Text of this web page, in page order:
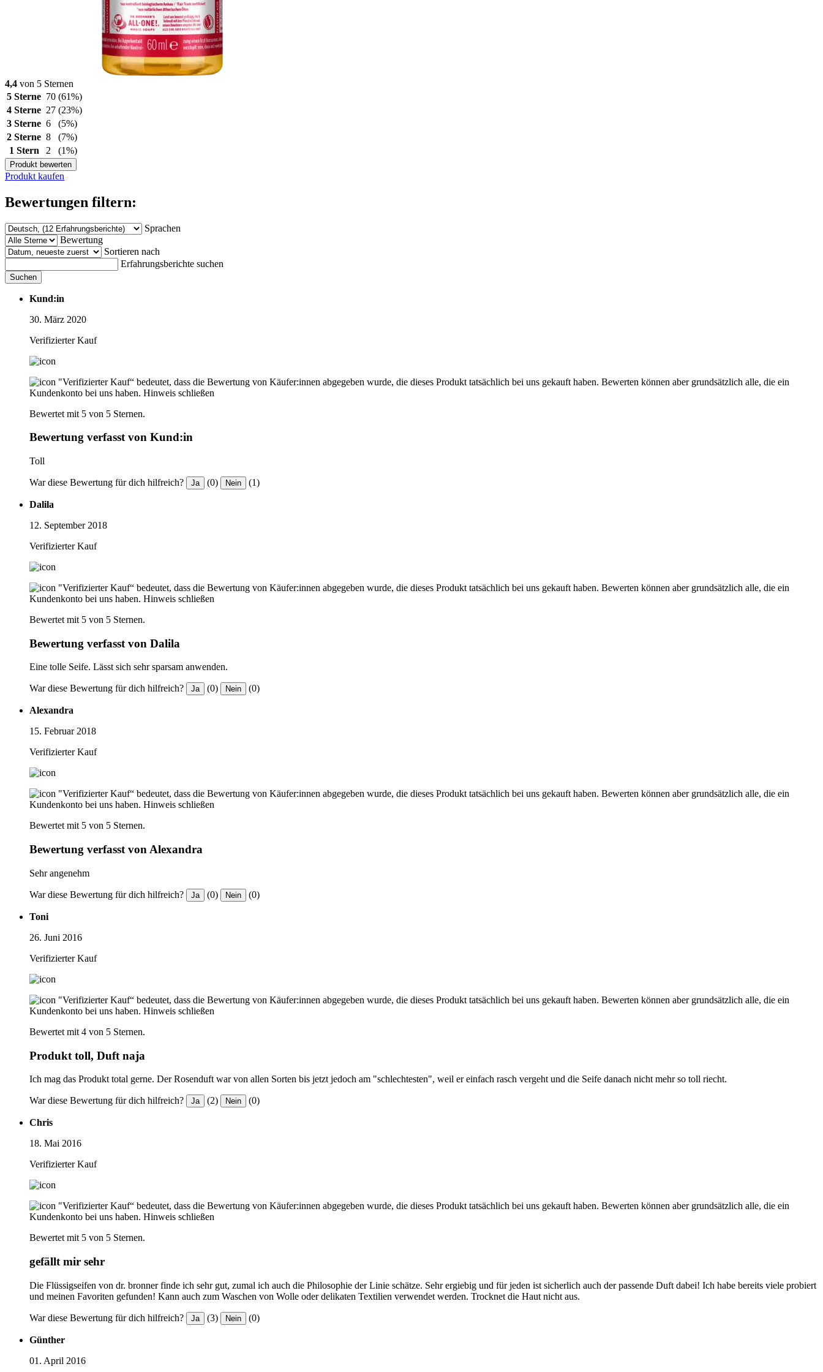
4,4 von 5 Sternen
5 Sterne 70 (61%)
4 Sterne 27 (23%)
3 Sterne 6
(5%)
2 Sterne 8
(7%)
1 Stern
2 (1%)
Produkt bewerten
Produkt kaufen
Bewertungen filtern:
Sprachen
Bewertung
Sortieren nach
Erfahrungsberichte suchen
Suchen
Kund:in
30. März 2020
Verifizierter Kauf
"Verifizierter Kauf“ bedeutet, dass die Bewertung von Käufer:innen abgegeben wurde, die dieses Produkt tatsächlich bei uns gekauft haben. Bewerten können aber grundsätzlich alle, die ein
Kundenkonto bei uns haben. Hinweis schließen
Bewertet mit 5 von 5 Sternen.
Bewertung verfasst von Kund:in
Toll
War diese Bewertung für dich hilfreich? Ja (0) Nein (1)
Dalila
12. September 2018
Verifizierter Kauf
"Verifizierter Kauf“ bedeutet, dass die Bewertung von Käufer:innen abgegeben wurde, die dieses Produkt tatsächlich bei uns gekauft haben. Bewerten können aber grundsätzlich alle, die ein
Kundenkonto bei uns haben. Hinweis schließen
Bewertet mit 5 von 5 Sternen.
Bewertung verfasst von Dalila
Eine tolle Seife. Lässt sich sehr sparsam anwenden.
War diese Bewertung für dich hilfreich? Ja (0) Nein (0)
Alexandra
15. Februar 2018
Verifizierter Kauf
"Verifizierter Kauf“ bedeutet, dass die Bewertung von Käufer:innen abgegeben wurde, die dieses Produkt tatsächlich bei uns gekauft haben. Bewerten können aber grundsätzlich alle, die ein
Kundenkonto bei uns haben. Hinweis schließen
Bewertet mit 5 von 5 Sternen.
Bewertung verfasst von Alexandra
Sehr angenehm
War diese Bewertung für dich hilfreich? Ja (0) Nein (0)
Toni
26. Juni 2016
Verifizierter Kauf
"Verifizierter Kauf“ bedeutet, dass die Bewertung von Käufer:innen abgegeben wurde, die dieses Produkt tatsächlich bei uns gekauft haben. Bewerten können aber grundsätzlich alle, die ein
Kundenkonto bei uns haben. Hinweis schließen
Bewertet mit 4 von 5 Sternen.
Produkt toll, Duft naja
Ich mag das Produkt total gerne. Der Rosenduft war von allen Sorten bis jetzt jedoch am "schlechtesten", weil er einfach rasch vergeht und die Seife danach nicht mehr so toll riecht.
War diese Bewertung für dich hilfreich? Ja (2) Nein (0)
Chris
18. Mai 2016
Verifizierter Kauf
"Verifizierter Kauf“ bedeutet, dass die Bewertung von Käufer:innen abgegeben wurde, die dieses Produkt tatsächlich bei uns gekauft haben. Bewerten können aber grundsätzlich alle, die ein
Kundenkonto bei uns haben. Hinweis schließen
Bewertet mit 5 von 5 Sternen.
gefällt mir sehr
Die Flüssigseifen von dr. bronner finde ich sehr gut, zumal ich auch die Philosophie der Linie schätze. Sehr ergiebig und für jeden ist sicherlich auch der passende Duft dabei! Ich habe bereits viele probiert
und meinen Favoriten gefunden! Kann auch zum Waschen von Wolle oder delikaten Textilien verwendet werden. Trocknet die Haut nicht aus.
War diese Bewertung für dich hilfreich? Ja (3) Nein (0)
Günther
01. April 2016